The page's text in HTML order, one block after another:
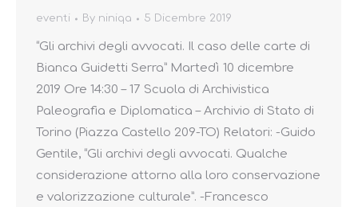
eventi By niniqa 5 Dicembre 2019
“Gli archivi degli avvocati. Il caso delle carte di
Bianca Guidetti Serra” Martedì 10 dicembre
2019 Ore 14:30 – 17 Scuola di Archivistica
Paleografia e Diplomatica – Archivio di Stato di
Torino (Piazza Castello 209-TO) Relatori: -Guido
Gentile, “Gli archivi degli avvocati. Qualche
considerazione attorno alla loro conservazione
e valorizzazione culturale”. -Francesco